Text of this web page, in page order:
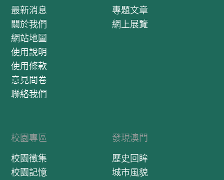
最新消息
關於我們
網站地圖
使用說明
使用條款
意見問卷
聯絡我們
專題文章
網上展覽
校園專區
校園徵集
校園記憶
發現澳門
歷史回眸
城市風貌